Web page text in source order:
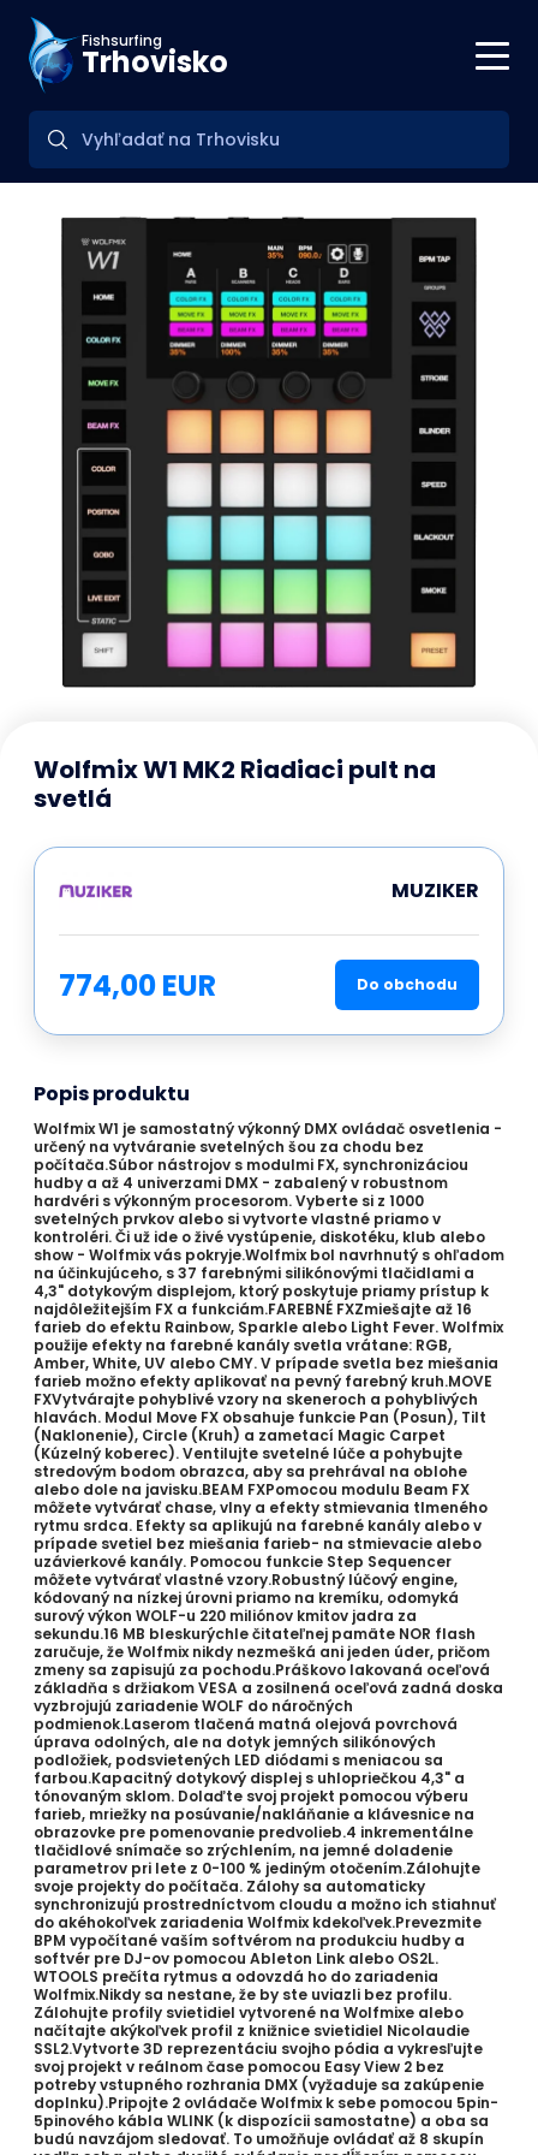
Fishsurfing
Trhovisko
Wolfmix W1 MK2 Riadiaci pult na
svetlá
MUZIKER
774,00 EUR Do obchodu
Popis produktu
Wolfmix W1 je samostatný výkonný DMX ovládač osvetlenia -
určený na vytváranie svetelných šou za chodu bez
počítača.Súbor nástrojov s modulmi FX, synchronizáciou
hudby a až 4 univerzami DMX - zabalený v robustnom
hardvéri s výkonným procesorom. Vyberte si z 1000
svetelných prvkov alebo si vytvorte vlastné priamo v
kontroléri. Či už ide o živé vystúpenie, diskotéku, klub alebo
show - Wolfmix vás pokryje.Wolfmix bol navrhnutý s ohľadom
na účinkujúceho, s 37 farebnými silikónovými tlačidlami a
4,3" dotykovým displejom, ktorý poskytuje priamy prístup k
najdôležitejším FX a funkciám.FAREBNÉ FXZmiešajte až 16
farieb do efektu Rainbow, Sparkle alebo Light Fever. Wolfmix
použije efekty na farebné kanály svetla vrátane: RGB,
Amber, White, UV alebo CMY. V prípade svetla bez miešania
farieb možno efekty aplikovať na pevný farebný kruh.MOVE
FXVytvárajte pohyblivé vzory na skeneroch a pohyblivých
hlavách. Modul Move FX obsahuje funkcie Pan (Posun), Tilt
(Naklonenie), Circle (Kruh) a zametací Magic Carpet
(Kúzelný koberec). Ventilujte svetelné lúče a pohybujte
stredovým bodom obrazca, aby sa prehrával na oblohe
alebo dole na javisku.BEAM FXPomocou modulu Beam FX
môžete vytvárať chase, vlny a efekty stmievania tlmeného
rytmu srdca. Efekty sa aplikujú na farebné kanály alebo v
prípade svetiel bez miešania farieb- na stmievacie alebo
uzávierkové kanály. Pomocou funkcie Step Sequencer
môžete vytvárať vlastné vzory.Robustný lúčový engine,
kódovaný na nízkej úrovni priamo na kremíku, odomyká
surový výkon WOLF-u 220 miliónov kmitov jadra za
sekundu.16 MB bleskurýchle čitateľnej pamäte NOR flash
zaručuje, že Wolfmix nikdy nezmešká ani jeden úder, pričom
zmeny sa zapisujú za pochodu.Práškovo lakovaná oceľová
základňa s držiakom VESA a zosilnená oceľová zadná doska
vyzbrojujú zariadenie WOLF do náročných
podmienok.Laserom tlačená matná olejová povrchová
úprava odolných, ale na dotyk jemných silikónových
podložiek, podsvietených LED diódami s meniacou sa
farbou.Kapacitný dotykový displej s uhlopriečkou 4,3" a
tónovaným sklom. Dolaďte svoj projekt pomocou výberu
farieb, mriežky na posúvanie/nakláňanie a klávesnice na
obrazovke pre pomenovanie predvolieb.4 inkrementálne
tlačidlové snímače so zrýchlením, na jemné doladenie
parametrov pri lete z 0-100 % jediným otočením.Zálohujte
svoje projekty do počítača. Zálohy sa automaticky
synchronizujú prostredníctvom cloudu a možno ich stiahnuť
do akéhokoľvek zariadenia Wolfmix kdekoľvek.Prevezmite
BPM vypočítané vaším softvérom na produkciu hudby a
softvér pre DJ-ov pomocou Ableton Link alebo OS2L.
WTOOLS prečíta rytmus a odovzdá ho do zariadenia
Wolfmix.Nikdy sa nestane, že by ste uviazli bez profilu.
Zálohujte profily svietidiel vytvorené na Wolfmixe alebo
načítajte akýkoľvek profil z knižnice svietidiel Nicolaudie
SSL2.Vytvorte 3D reprezentáciu svojho pódia a vykresľujte
svoj projekt v reálnom čase pomocou Easy View 2 bez
potreby vstupného rozhrania DMX (vyžaduje sa zakúpenie
doplnku).Pripojte 2 ovládače Wolfmix k sebe pomocou 5pin-
5pinového kábla WLINK (k dispozícii samostatne) a oba sa
budú navzájom sledovať. To umožňuje ovládať až 8 skupín